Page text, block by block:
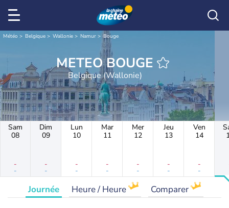
Météo Belgique Wallonie Namur Bouge
METEO BOUGE
Belgique (Wallonie)
Sam
08
-
-
Dim
09
-
-
Lun
10
-
-
Mar
11
-
-
Mer
12
-
-
Jeu
13
-
-
Ven
14
-
-
Journée Heure / Heure Comparer